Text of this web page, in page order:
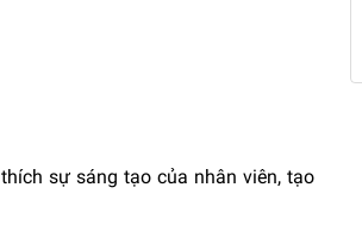
sự sáng tạo của nhân viên, tạo